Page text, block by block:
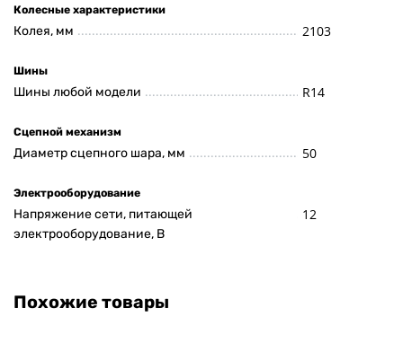
Колесные характеристики
Колея, мм 2103
Шины
Шины любой модели R14
Сцепной механизм
Диаметр сцепного шара, мм 50
Электрооборудование
Напряжение сети, питающей
электрооборудование, В
12
Похожие товары